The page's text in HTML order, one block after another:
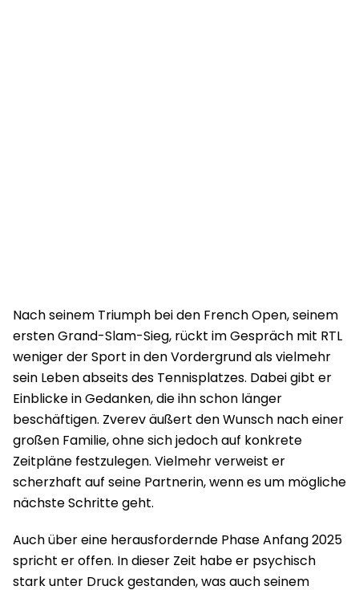
Nach seinem Triumph bei den French Open, seinem
ersten Grand-Slam-Sieg, rückt im Gespräch mit RTL
weniger der Sport in den Vordergrund als vielmehr
sein Leben abseits des Tennisplatzes. Dabei gibt er
Einblicke in Gedanken, die ihn schon länger
beschäftigen. Zverev äußert den Wunsch nach einer
großen Familie, ohne sich jedoch auf konkrete
Zeitpläne festzulegen. Vielmehr verweist er
scherzhaft auf seine Partnerin, wenn es um mögliche
nächste Schritte geht.
Auch über eine herausfordernde Phase Anfang 2025
spricht er offen. In dieser Zeit habe er psychisch
stark unter Druck gestanden, was auch seinem